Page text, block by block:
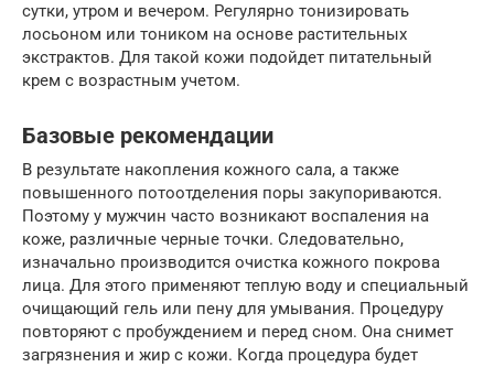
сутки, утром и вечером. Регулярно тонизировать
лосьоном или тоником на основе растительных
экстрактов. Для такой кожи подойдет питательный
крем с возрастным учетом.
Базовые рекомендации
В результате накопления кожного сала, а также
повышенного потоотделения поры закупориваются.
Поэтому у мужчин часто возникают воспаления на
коже, различные черные точки. Следовательно,
изначально производится очистка кожного покрова
лица. Для этого применяют теплую воду и специальный
очищающий гель или пену для умывания. Процедуру
повторяют с пробуждением и перед сном. Она снимет
загрязнения и жир с кожи. Когда процедура будет